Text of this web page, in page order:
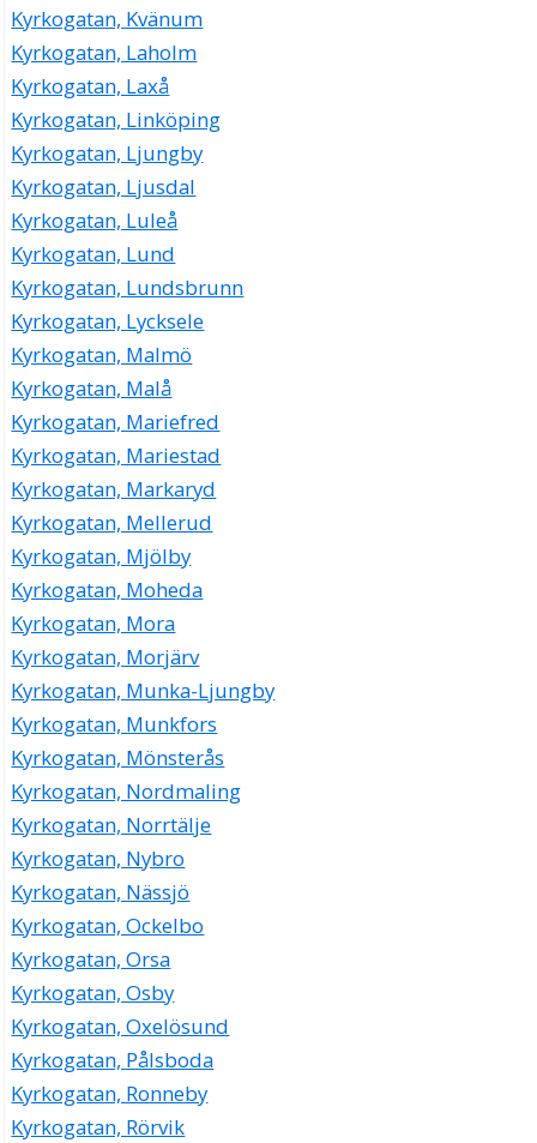
Kyrkogatan, Kvänum
Kyrkogatan, Laholm
Kyrkogatan, Laxå
Kyrkogatan, Linköping
Kyrkogatan, Ljungby
Kyrkogatan, Ljusdal
Kyrkogatan, Luleå
Kyrkogatan, Lund
Kyrkogatan, Lundsbrunn
Kyrkogatan, Lycksele
Kyrkogatan, Malmö
Kyrkogatan, Malå
Kyrkogatan, Mariefred
Kyrkogatan, Mariestad
Kyrkogatan, Markaryd
Kyrkogatan, Mellerud
Kyrkogatan, Mjölby
Kyrkogatan, Moheda
Kyrkogatan, Mora
Kyrkogatan, Morjärv
Kyrkogatan, Munka-Ljungby
Kyrkogatan, Munkfors
Kyrkogatan, Mönsterås
Kyrkogatan, Nordmaling
Kyrkogatan, Norrtälje
Kyrkogatan, Nybro
Kyrkogatan, Nässjö
Kyrkogatan, Ockelbo
Kyrkogatan, Orsa
Kyrkogatan, Osby
Kyrkogatan, Oxelösund
Kyrkogatan, Pålsboda
Kyrkogatan, Ronneby
Kyrkogatan, Rörvik